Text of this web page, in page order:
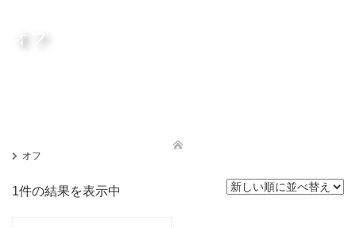
オフ
オフ
1件の結果を表示中